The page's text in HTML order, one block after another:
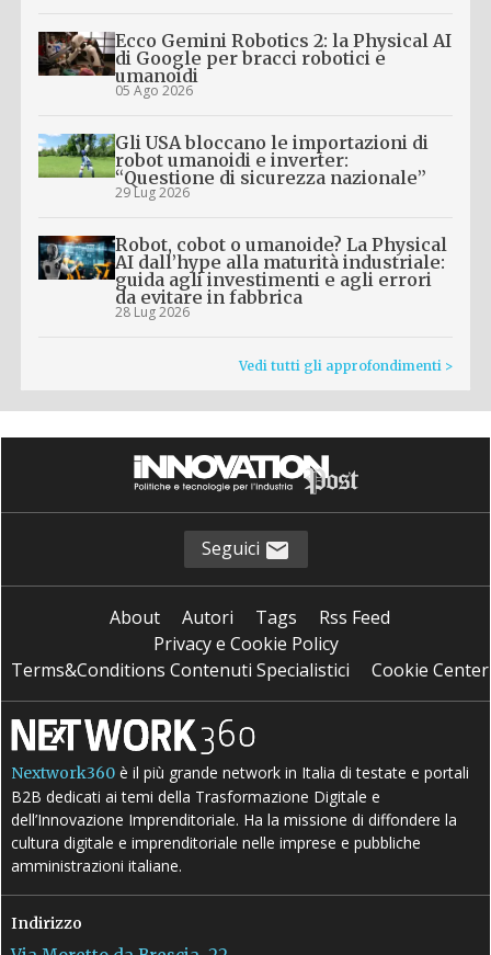
Ecco Gemini Robotics 2: la Physical AI
di Google per bracci robotici e
umanoidi
05 Ago 2026
Gli USA bloccano le importazioni di
robot umanoidi e inverter:
“Questione di sicurezza nazionale”
29 Lug 2026
Robot, cobot o umanoide? La Physical
AI dall’hype alla maturità industriale:
guida agli investimenti e agli errori
da evitare in fabbrica
28 Lug 2026
Vedi tutti gli approfondimenti >
Seguici
About Autori Tags
Rss Feed
Privacy e Cookie Policy
Terms&Conditions Contenuti Specialistici
Cookie Center
Nextwork360 è il più grande network in Italia di testate e portali
B2B dedicati ai temi della Trasformazione Digitale e
dell’Innovazione Imprenditoriale. Ha la missione di diffondere la
cultura digitale e imprenditoriale nelle imprese e pubbliche
amministrazioni italiane.
Indirizzo